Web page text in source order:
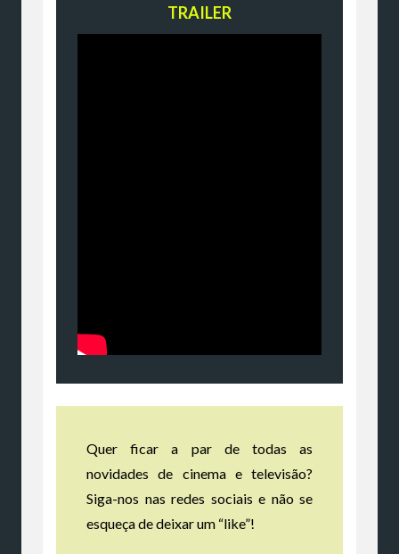
TRAILER
Quer ficar a par de todas as
novidades de cinema e televisão?
Siga-nos nas redes sociais e não se
esqueça de deixar um “like”!